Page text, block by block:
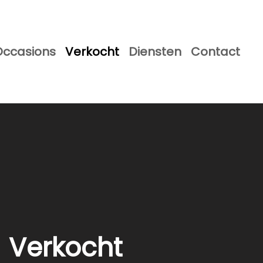
Verkocht Diensten Contact
Verkocht